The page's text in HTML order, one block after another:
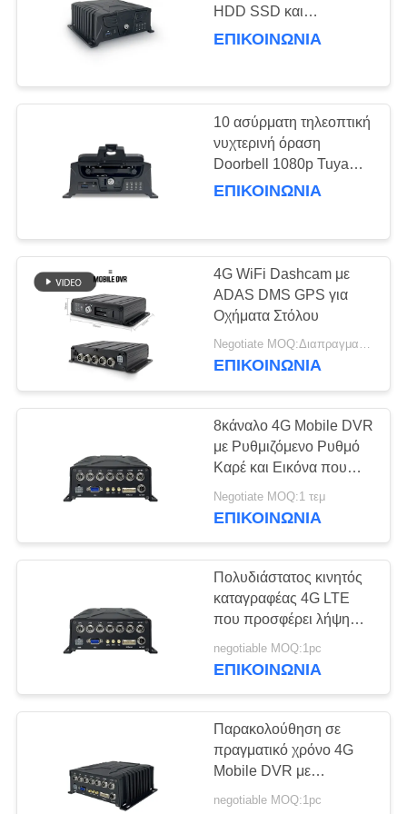
ΥΠΟΘΈΣΕΙΣ
ΖΗΤΉΣΤΕ
ΠΡΟΣΦΟΡΆ
ΠΟΛΙΤΙΚΉ
ΑΠΟΡΡΉΤΟΥ
4G κάμερες
εξόρμησης
4G κινητό DVR
56
Φορτιστής
μπαταριών
124
Φορεμένη σώμα
HDD SSD και
υποστήριξη TF Card με
ΕΠΙΚΟΙΝΩΝΊΑ
10 ασύρματη τηλεοπτική
νυχτερινή όραση
Doorbell 1080p Tuya
App ίντσας
ΕΠΙΚΟΙΝΩΝΊΑ
4G WiFi Dashcam με
ADAS DMS GPS για
Οχήματα Στόλου
Negotiate MOQ:Διαπραγματεύσιμα
ΕΠΙΚΟΙΝΩΝΊΑ
8κάναλο 4G Mobile DVR
με Ρυθμιζόμενο Ρυθμό
Καρέ και Εικόνα που
Υποστηρίζει Είσοδο
Ευρείας Τάσης για
Negotiate MOQ:1 τεμ
ΕΠΙΚΟΙΝΩΝΊΑ
Πολυδιάστατος κινητός
καταγραφέας 4G LTE
που προσφέρει λήψη
βίντεο υψηλής
ευκρίνειας και
οχήματα επιβολής του
νόμου
negotiable MOQ:1pc
ΕΠΙΚΟΙΝΩΝΊΑ
Παρακολούθηση σε
πραγματικό χρόνο 4G
Mobile DVR με
εντοπισμό GPS και
negotiable MOQ:1pc